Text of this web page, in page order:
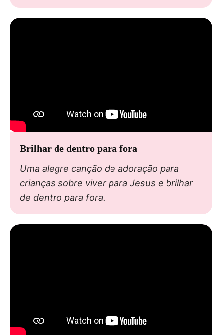
Brilhar de dentro para fora
Uma alegre canção de adoração para
crianças sobre viver para Jesus e brilhar
de dentro para fora.